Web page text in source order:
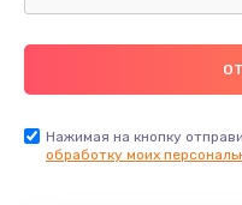
Нажимая на кнопку
обработку моих